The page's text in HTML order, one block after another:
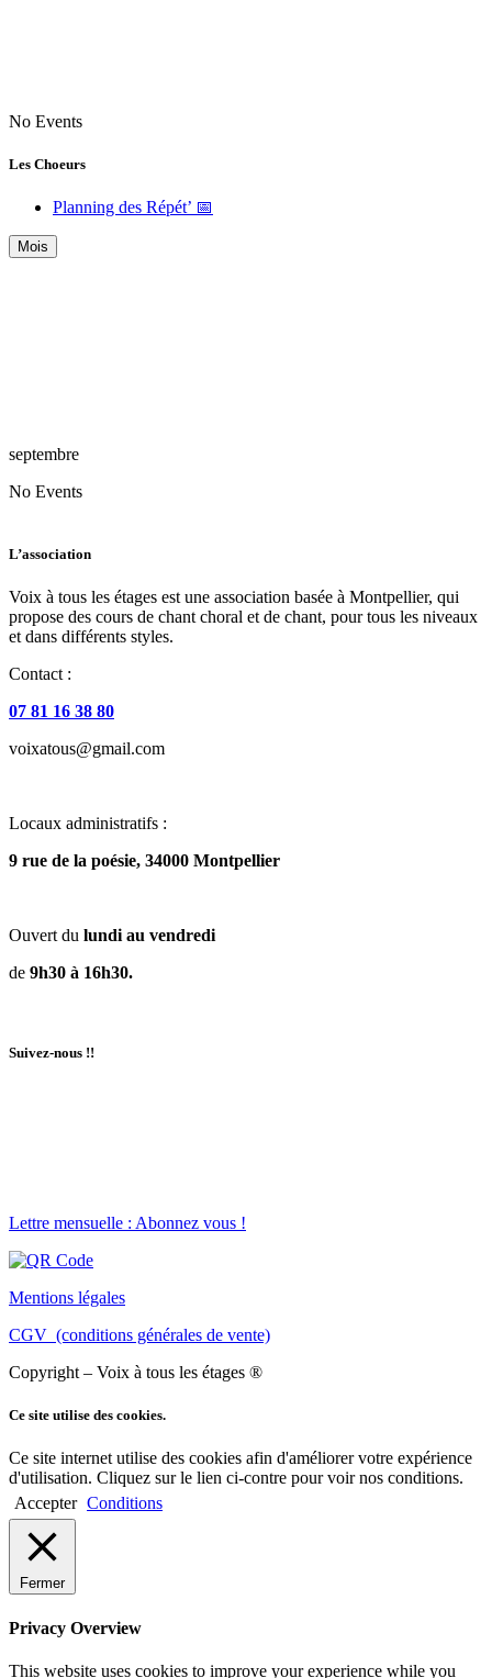
No Events
Les Choeurs
Planning des Répét’ 📅
Mois
septembre
No Events
L’association
Voix à tous les étages est une association basée à Montpellier, qui
propose des cours de chant choral et de chant, pour tous les niveaux
et dans différents styles.
Contact :
07 81 16 38 80
voixatous@gmail.com
Locaux administratifs :
9 rue de la poésie, 34000 Montpellier
Ouvert du lundi au vendredi
de 9h30 à 16h30.
Suivez-nous !!
Lettre mensuelle : Abonnez vous !
Mentions légales
CGV (conditions générales de vente)
Copyright – Voix à tous les étages ®
Ce site utilise des cookies.
Ce site internet utilise des cookies afin d'améliorer votre expérience
d'utilisation. Cliquez sur le lien ci-contre pour voir nos conditions.
Accepter Conditions
Fermer
Privacy Overview
This website uses cookies to improve your experience while you